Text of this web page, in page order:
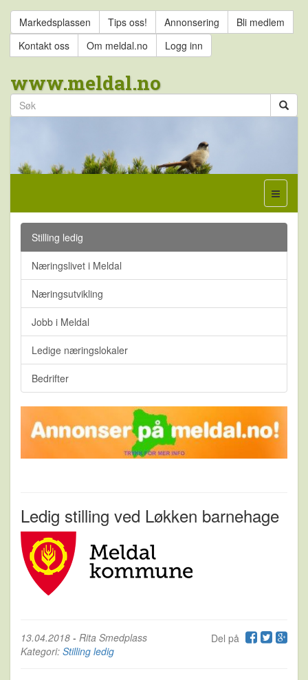
Markedsplassen Tips oss! Annonsering
Bli medlem
Kontakt oss
Om meldal.no Logg inn
www.meldal.no
Stilling ledig
Næringslivet i Meldal
Næringsutvikling
Jobb i Meldal
Ledige næringslokaler
Bedrifter
Ledig stilling ved Løkken barnehage
Del på
13.04.2018 - Rita Smedplass
Kategori: Stilling ledig